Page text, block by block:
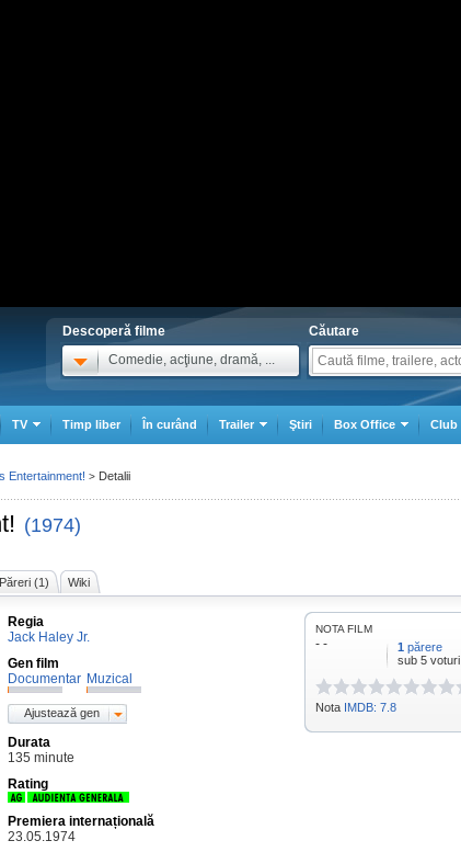
Descoperă filme
Comedie, acţiune, dramă, ...
Căutare
TV Timp liber În curând Trailer Ştiri Box Office Club
(1974)
Păreri (1) Wiki
Regia
Jack Haley Jr.
Gen film
Documentar Muzical
Ajustează gen
Durata
135 minute
Rating
Premiera internațională
23.05.1974
NOTA FILM
- - 1 părere
sub 5 voturi
Nota IMDB: 7.8
Entertainment! > Detalii